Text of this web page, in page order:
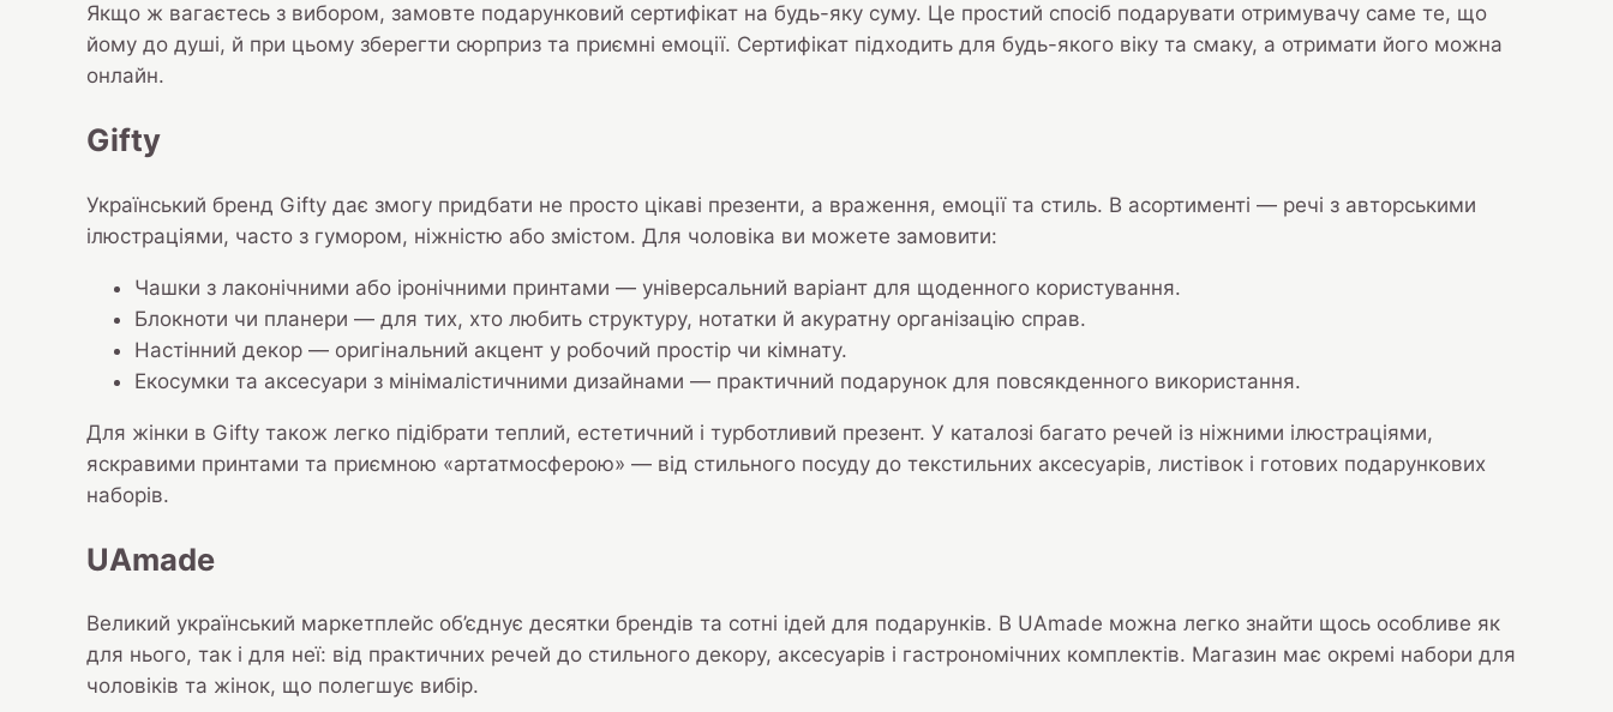
Якщо ж вагаєтесь з вибором, замовте подарунковий сертифікат на будь-яку суму. Це простий спосіб подарувати отримувачу саме те, що
йому до душі, й при цьому зберегти сюрприз та приємні емоції. Сертифікат підходить для будь-якого віку та смаку, а отримати його можна
онлайн.
Gifty
Український бренд Gifty дає змогу придбати не просто цікаві презенти, а враження, емоції та стиль. В асортименті — речі з авторськими
ілюстраціями, часто з гумором, ніжністю або змістом. Для чоловіка ви можете замовити:
Чашки з лаконічними або іронічними принтами — універсальний варіант для щоденного користування.
Блокноти чи планери — для тих, хто любить структуру, нотатки й акуратну організацію справ.
Настінний декор — оригінальний акцент у робочий простір чи кімнату.
Екосумки та аксесуари з мінімалістичними дизайнами — практичний подарунок для повсякденного використання.
Для жінки в Gifty також легко підібрати теплий, естетичний і турботливий презент. У каталозі багато речей із ніжними ілюстраціями,
яскравими принтами та приємною «артатмосферою» — від стильного посуду до текстильних аксесуарів, листівок і готових подарункових
наборів.
UAmade
Великий український маркетплейс об’єднує десятки брендів та сотні ідей для подарунків. В UAmade можна легко знайти щось особливе як
для нього, так і для неї: від практичних речей до стильного декору, аксесуарів і гастрономічних комплектів. Магазин має окремі набори для
чоловіків та жінок, що полегшує вибір.